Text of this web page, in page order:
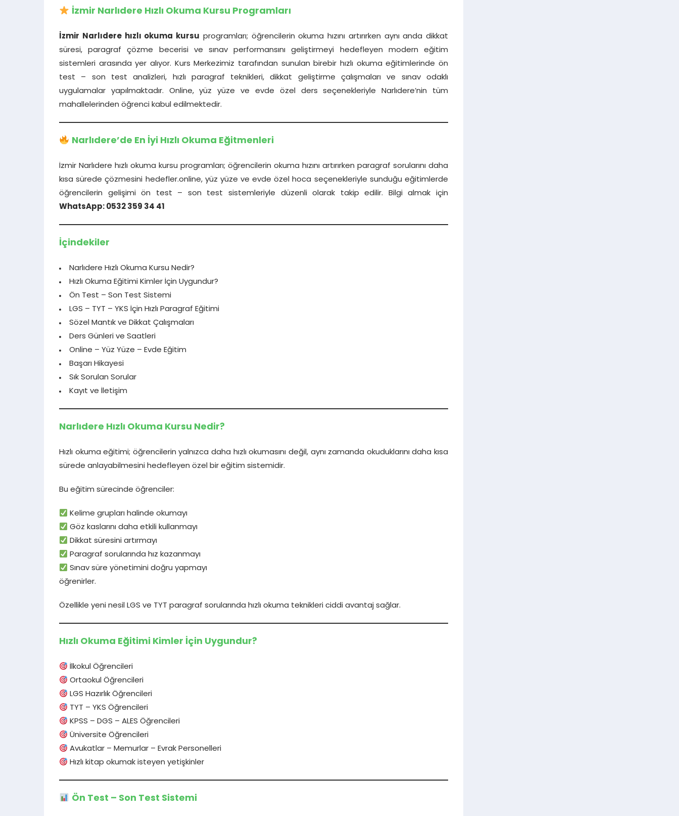
İzmir Narlıdere Hızlı Okuma Kursu Programları
İzmir Narlıdere hızlı okuma kursu programları; öğrencilerin okuma hızını artırırken aynı anda dikkat
süresi, paragraf çözme becerisi ve sınav performansını geliştirmeyi hedefleyen modern eğitim
sistemleri arasında yer alıyor. Kurs Merkezimiz tarafından sunulan birebir hızlı okuma eğitimlerinde ön
test – son test analizleri, hızlı paragraf teknikleri, dikkat geliştirme çalışmaları ve sınav odaklı
uygulamalar yapılmaktadır. Online, yüz yüze ve evde özel ders seçenekleriyle Narlıdere’nin tüm
mahallelerinden öğrenci kabul edilmektedir.
Narlıdere’de En İyi Hızlı Okuma Eğitmenleri
İzmir Narlıdere hızlı okuma kursu programları; öğrencilerin okuma hızını artırırken paragraf sorularını daha
kısa sürede çözmesini hedefler.online, yüz yüze ve evde özel hoca seçenekleriyle sunduğu eğitimlerde
öğrencilerin gelişimi ön test – son test sistemleriyle düzenli olarak takip edilir. Bilgi almak için
WhatsApp: 0532 359 34 41
İçindekiler
Narlıdere Hızlı Okuma Kursu Nedir?
Hızlı Okuma Eğitimi Kimler İçin Uygundur?
Ön Test – Son Test Sistemi
LGS – TYT – YKS İçin Hızlı Paragraf Eğitimi
Sözel Mantık ve Dikkat Çalışmaları
Ders Günleri ve Saatleri
Online – Yüz Yüze – Evde Eğitim
Başarı Hikayesi
Sık Sorulan Sorular
Kayıt ve İletişim
Narlıdere Hızlı Okuma Kursu Nedir?
Hızlı okuma eğitimi; öğrencilerin yalnızca daha hızlı okumasını değil, aynı zamanda okuduklarını daha kısa
sürede anlayabilmesini hedefleyen özel bir eğitim sistemidir.
Bu eğitim sürecinde öğrenciler:
Kelime grupları halinde okumayı
Göz kaslarını daha etkili kullanmayı
Dikkat süresini artırmayı
Paragraf sorularında hız kazanmayı
Sınav süre yönetimini doğru yapmayı
öğrenirler.
Özellikle yeni nesil LGS ve TYT paragraf sorularında hızlı okuma teknikleri ciddi avantaj sağlar.
Hızlı Okuma Eğitimi Kimler İçin Uygundur?
İlkokul Öğrencileri
Ortaokul Öğrencileri
LGS Hazırlık Öğrencileri
TYT – YKS Öğrencileri
KPSS – DGS – ALES Öğrencileri
Üniversite Öğrencileri
Avukatlar – Memurlar – Evrak Personelleri
Hızlı kitap okumak isteyen yetişkinler
Ön Test – Son Test Sistemi